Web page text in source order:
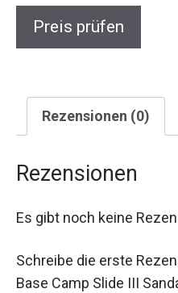
Preis prüfen
Rezensionen (0)
Rezensionen
Es gibt noch keine
Schreibe die erste
Base Camp Slide III